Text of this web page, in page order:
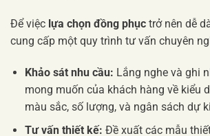
Để việc lựa chọn đồng phục trở nên dễ
cung cấp một quy trình tư vấn chuyên
Khảo sát nhu cầu: Lắng nghe và ghi
mong muốn của khách hàng về kiểu
màu sắc, số lượng, và ngân sách dự
Tư vấn thiết kế: Đề xuất các mẫu